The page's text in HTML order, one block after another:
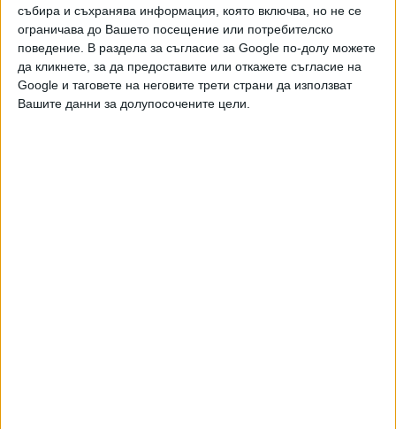
събира и съхранява информация, която включва, но не се
ограничава до Вашето посещение или потребителско
поведение. В раздела за съгласие за Google по-долу можете
да кликнете, за да предоставите или откажете съгласие на
Google и таговете на неговите трети страни да използват
Вашите данни за долупосочените цели.
при регистрирането на дружеството през февруари 2023
г. - Георги Георгиев от страна на спортното
министерство и Ангел Борисов, който е и изп. директор
от страна на "ЦСКА-София".
Размерът на капитала се запазва 56 996 000 лв., като